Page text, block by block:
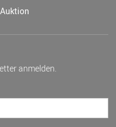
anmelden.